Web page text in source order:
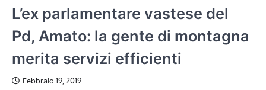
L’ex parlamentare vastese del
Pd, Amato: la gente di montagna
merita servizi efficienti
Febbraio 19, 2019